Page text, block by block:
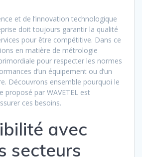
et de l’innovation technologique
doit toujours garantir la qualité
pour être compétitive. Dans ce
en matière de métrologie
pour respecter les normes
d’un équipement ou d’un
Découvrons ensemble pourquoi le
proposé par WAVETEL est
ces besoins.
avec
secteurs